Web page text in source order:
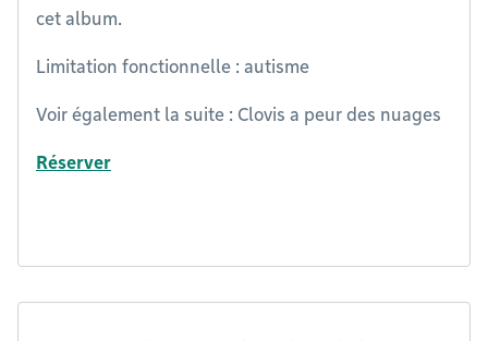
cet album.
Limitation fonctionnelle : autisme
Voir également la suite : Clovis a peur des nuages
Réserver